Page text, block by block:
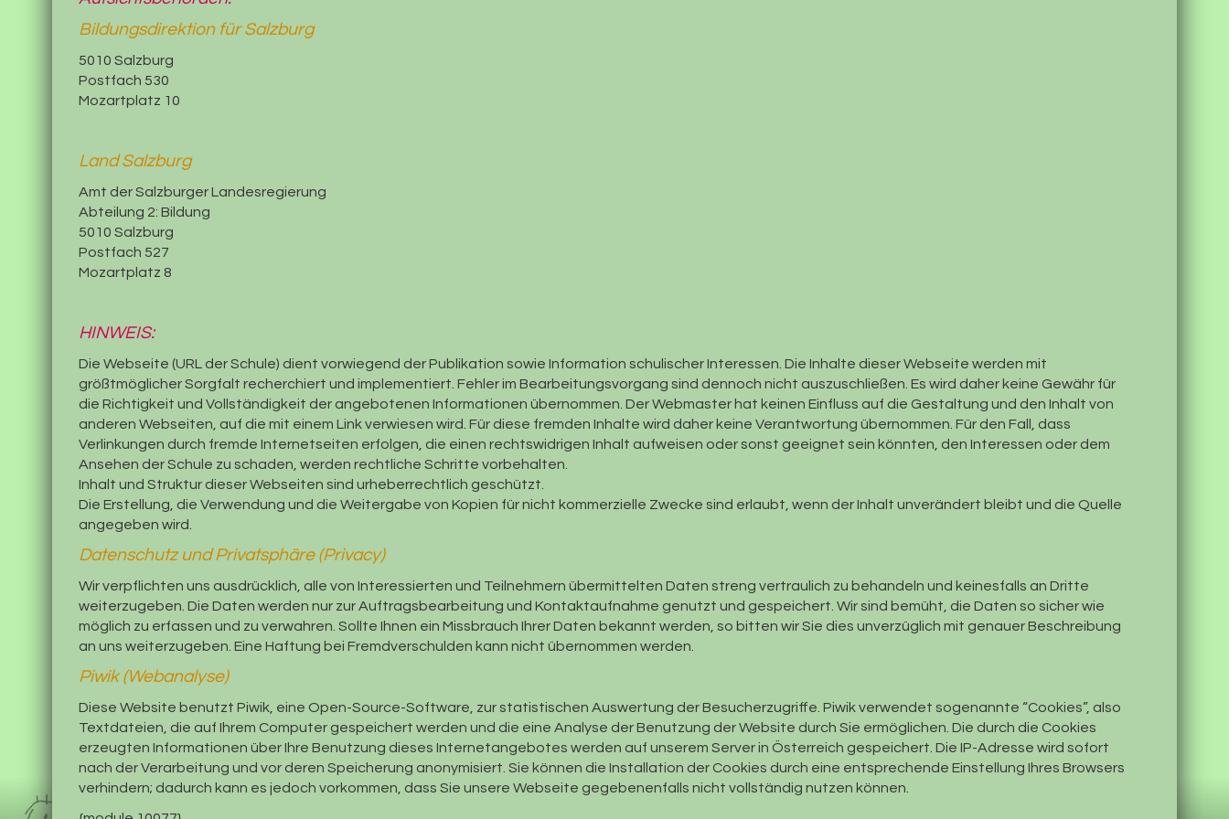
Bildungsdirektion für Salzburg
5010 Salzburg
Postfach 530
Mozartplatz 10
Land Salzburg
Amt der Salzburger Landesregierung
Abteilung 2: Bildung
5010 Salzburg
Postfach 527
Mozartplatz 8
HINWEIS:
Die Webseite (URL der Schule) dient vorwiegend der Publikation sowie Information schulischer Interessen. Die Inhalte dieser Webseite werden mit
größtmöglicher Sorgfalt recherchiert und implementiert. Fehler im Bearbeitungsvorgang sind dennoch nicht auszuschließen. Es wird daher keine Gewähr für
die Richtigkeit und Vollständigkeit der angebotenen Informationen übernommen. Der Webmaster hat keinen Einfluss auf die Gestaltung und den Inhalt von
anderen Webseiten, auf die mit einem Link verwiesen wird. Für diese fremden Inhalte wird daher keine Verantwortung übernommen. Für den Fall, dass
Verlinkungen durch fremde Internetseiten erfolgen, die einen rechtswidrigen Inhalt aufweisen oder sonst geeignet sein könnten, den Interessen oder dem
Ansehen der Schule zu schaden, werden rechtliche Schritte vorbehalten.
Inhalt und Struktur dieser Webseiten sind urheberrechtlich geschützt.
Die Erstellung, die Verwendung und die Weitergabe von Kopien für nicht kommerzielle Zwecke sind erlaubt, wenn der Inhalt unverändert bleibt und die Quelle
angegeben wird.
Datenschutz und Privatsphäre (Privacy)
Wir verpflichten uns ausdrücklich, alle von Interessierten und Teilnehmern übermittelten Daten streng vertraulich zu behandeln und keinesfalls an Dritte
weiterzugeben. Die Daten werden nur zur Auftragsbearbeitung und Kontaktaufnahme genutzt und gespeichert. Wir sind bemüht, die Daten so sicher wie
möglich zu erfassen und zu verwahren. Sollte Ihnen ein Missbrauch Ihrer Daten bekannt werden, so bitten wir Sie dies unverzüglich mit genauer Beschreibung
an uns weiterzugeben. Eine Haftung bei Fremdverschulden kann nicht übernommen werden.
Piwik (Webanalyse)
Diese Website benutzt Piwik, eine Open-Source-Software, zur statistischen Auswertung der Besucherzugriffe. Piwik verwendet sogenannte “Cookies”, also
Textdateien, die auf Ihrem Computer gespeichert werden und die eine Analyse der Benutzung der Website durch Sie ermöglichen. Die durch die Cookies
erzeugten Informationen über Ihre Benutzung dieses Internetangebotes werden auf unserem Server in Österreich gespeichert. Die IP-Adresse wird sofort
nach der Verarbeitung und vor deren Speicherung anonymisiert. Sie können die Installation der Cookies durch eine entsprechende Einstellung Ihres Browsers
verhindern; dadurch kann es jedoch vorkommen, dass Sie unsere Webseite gegebenenfalls nicht vollständig nutzen können.